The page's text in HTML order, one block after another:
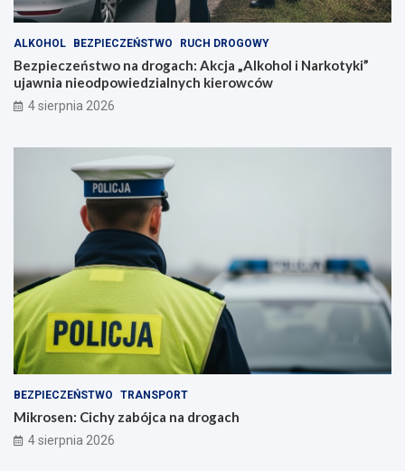
ALKOHOL BEZPIECZEŃSTWO RUCH DROGOWY
Bezpieczeństwo na drogach: Akcja „Alkohol i Narkotyki”
ujawnia nieodpowiedzialnych kierowców
4 sierpnia 2026
BEZPIECZEŃSTWO TRANSPORT
Mikrosen: Cichy zabójca na drogach
4 sierpnia 2026